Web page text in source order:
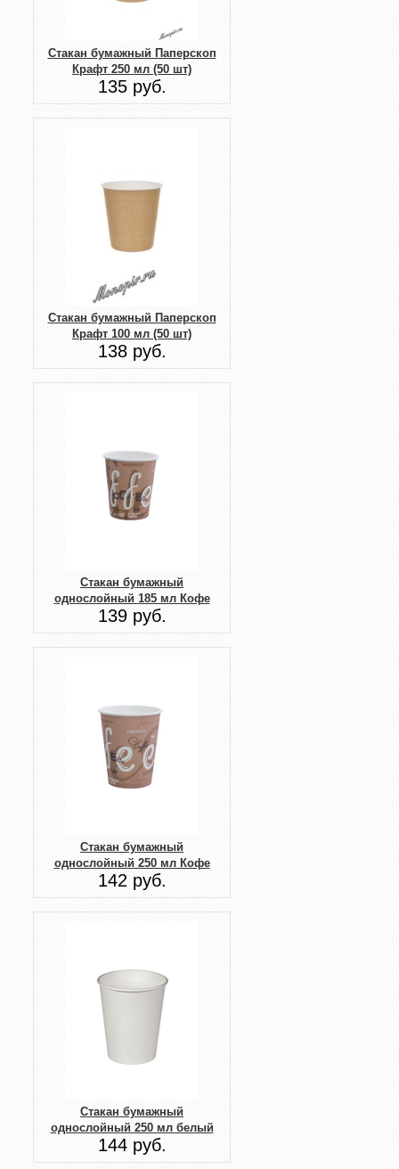
Стакан бумажный Паперскоп
Крафт 250 мл (50 шт)
135 руб.
Стакан бумажный Паперскоп
Крафт 100 мл (50 шт)
138 руб.
Стакан бумажный
однослойный 185 мл Кофе
139 руб.
Стакан бумажный
однослойный 250 мл Кофе
142 руб.
Стакан бумажный
однослойный 250 мл белый
144 руб.